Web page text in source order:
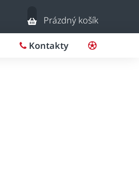
Nákupní
košík
Prázdný košík
Kontakty